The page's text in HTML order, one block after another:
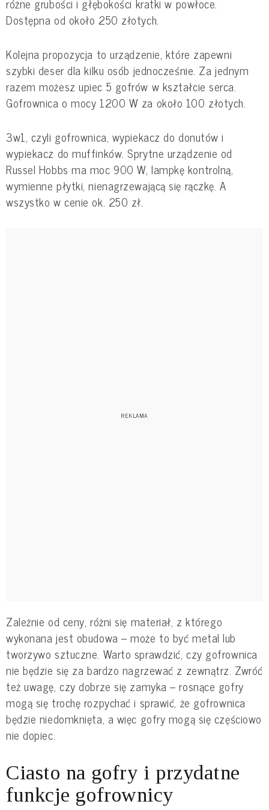
różne grubości i głębokości kratki w powłoce.
Dostępna od około 250 złotych.
Kolejna propozycja to urządzenie, które zapewni
szybki deser dla kilku osób jednocześnie. Za jednym
razem możesz upiec 5 gofrów w kształcie serca.
Gofrownica o mocy 1200 W za około 100 złotych.
3w1, czyli gofrownica, wypiekacz do donutów i
wypiekacz do muffinków. Sprytne urządzenie od
Russel Hobbs ma moc 900 W, lampkę kontrolną,
wymienne płytki, nienagrzewającą się rączkę. A
wszystko w cenie ok. 250 zł.
Zależnie od ceny, różni się materiał, z którego
wykonana jest obudowa – może to być metal lub
tworzywo sztuczne. Warto sprawdzić, czy gofrownica
nie będzie się za bardzo nagrzewać z zewnątrz. Zwróć
też uwagę, czy dobrze się zamyka – rosnące gofry
mogą się trochę rozpychać i sprawić, że gofrownica
będzie niedomknięta, a więc gofry mogą się częściowo
nie dopiec.
Ciasto na gofry i przydatne
funkcje gofrownicy